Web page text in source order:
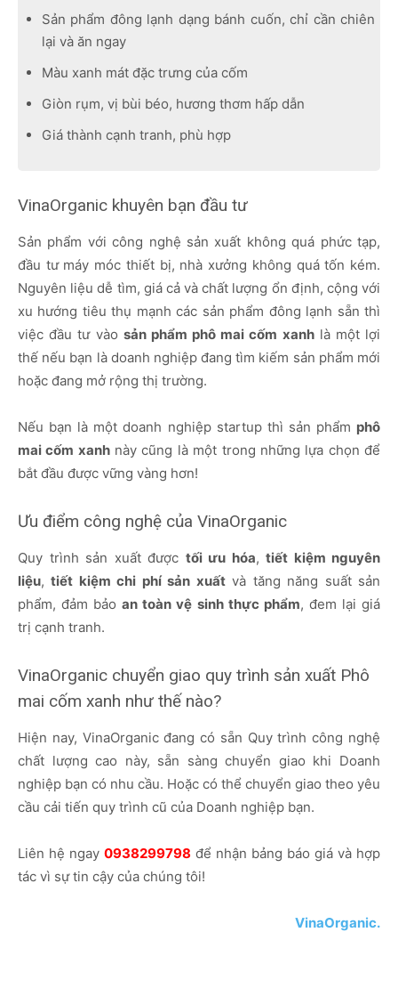
Sản phẩm đông lạnh dạng bánh cuốn, chỉ cần chiên
lại và ăn ngay
Màu xanh mát đặc trưng của cốm
Giòn rụm, vị bùi béo, hương thơm hấp dẫn
Giá thành cạnh tranh, phù hợp
VinaOrganic khuyên bạn đầu tư
Sản phẩm với công nghệ sản xuất không quá phức tạp,
đầu tư máy móc thiết bị, nhà xưởng không quá tốn kém.
Nguyên liệu dễ tìm, giá cả và chất lượng ổn định, cộng với
xu hướng tiêu thụ mạnh các sản phẩm đông lạnh sẵn thì
việc đầu tư vào sản phẩm phô mai cốm xanhlà một lợi
thế nếu bạn là doanh nghiệp đang tìm kiếm sản phẩm mới
hoặc đang mở rộng thị trường.
Nếu bạn là một doanh nghiệp startup thì sản phẩm phô
mai cốm xanhnày cũng là một trong những lựa chọn để
bắt đầu được vững vàng hơn!
Ưu điểm công nghệ của VinaOrganic
Quy trình sản xuất được tối ưu hóa, tiết kiệm nguyên
liệu,tiết kiệm chi phí sản xuấtvà tăng năng suất sản
phẩm, đảm bảoan toàn vệ sinh thực phẩm, đem lại giá
trị cạnh tranh.
VinaOrganic chuyển giao quy trình sản xuất Phô
mai cốm xanh như thế nào?
Hiện nay, VinaOrganic đang có sẵn Quy trình công nghệ
chất lượng cao này, sẵn sàng chuyển giao khi Doanh
nghiệp bạn có nhu cầu. Hoặc có thể chuyển giao theo yêu
cầu cải tiến quy trình cũ của Doanh nghiệp bạn.
Liên hệ ngay 0938299798 để nhận bảng báo giá và hợp
tác vì sự tin cậy của chúng tôi!
VinaOrganic.